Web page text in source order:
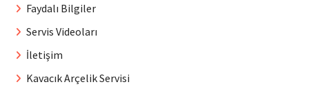
Faydalı Bilgiler
Servis Videoları
İletişim
Kavacık Arçelik Servisi